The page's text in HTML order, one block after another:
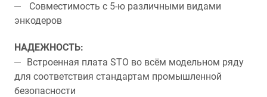
Совместимость с 5-ю различными видами
энкодеров
НАДЕЖНОСТЬ:
Встроенная плата STO во всём модельном ряду
для соответствия стандартам промышленной
безопасности